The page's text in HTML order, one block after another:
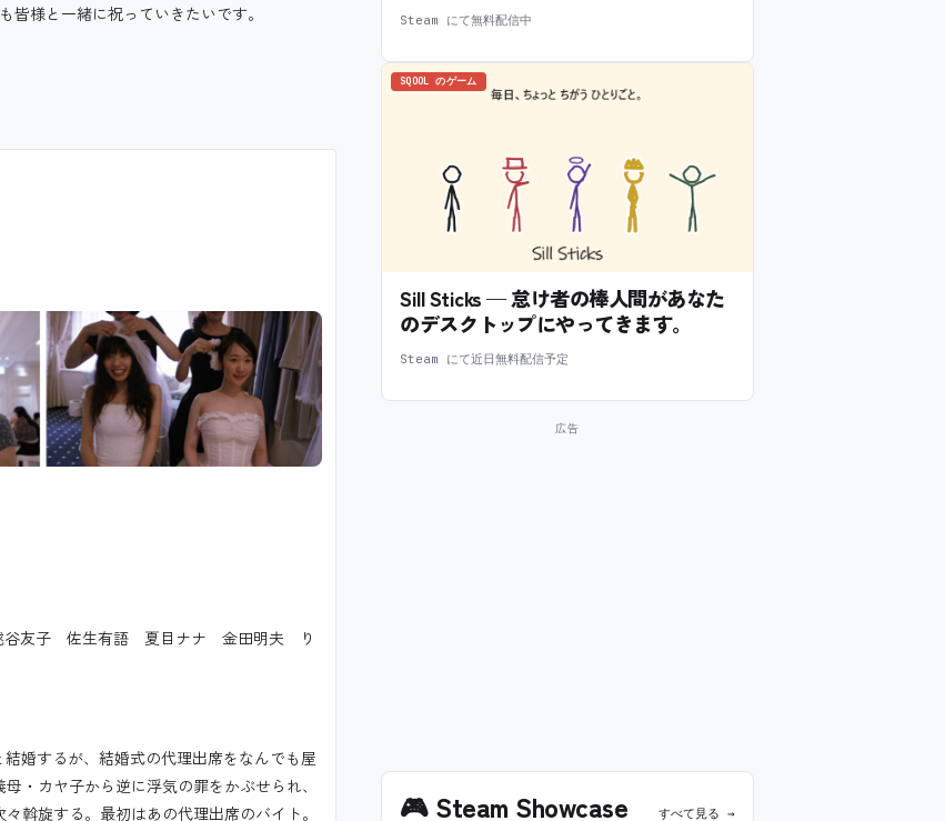
様と一緒に祝っていきたいです。
友子 佐生有語 夏目ナナ 金田明夫 り
婚するが、結婚式の代理出席をなんでも屋
・カヤ子から逆に浮気の罪をかぶせられ、
斡旋する。最初はあの代理出席のバイト。
Steam にて無料配信中
SQOOL のゲーム
Sill Sticks — 怠け者の棒人間があなた
のデスクトップにやってきます。
Steam にて近日無料配信予定
🎮Steam Showcase すべて見る →